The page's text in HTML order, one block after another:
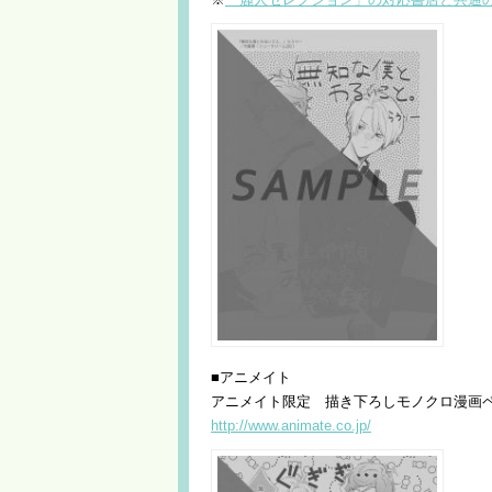
■アニメイト
アニメイト限定 描き下ろしモノクロ漫画
http://www.animate.co.jp/